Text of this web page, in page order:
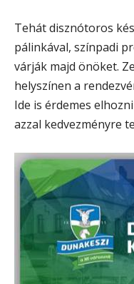
Tehát disznótoros
pálinkával, színpadi
várják majd önöket.
helyszínen a
Ide is érdemes
azzal kedvezményre